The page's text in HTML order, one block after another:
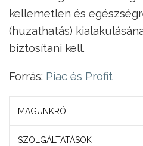
kellemetlen és
(huzathatás)
biztosítani kell.
Forrás: Piac és Profit
MAGUNKRÓL
SZOLGÁLTATÁSOK